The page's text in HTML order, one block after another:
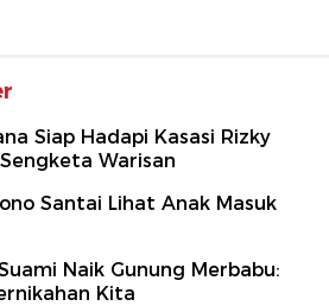
Siap Hadapi Kasasi Rizky
Warisan
Santai Lihat Anak Masuk
Naik Gunung Merbabu:
Kita